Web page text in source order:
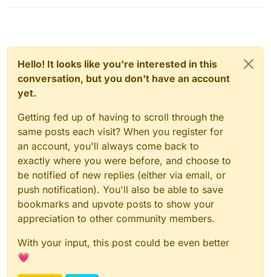
Hello! It looks like you're interested in this
conversation, but you don't have an account
yet.
Getting fed up of having to scroll through the
same posts each visit? When you register for
an account, you'll always come back to
exactly where you were before, and choose to
be notified of new replies (either via email, or
push notification). You'll also be able to save
bookmarks and upvote posts to show your
appreciation to other community members.
With your input, this post could be even better
💗